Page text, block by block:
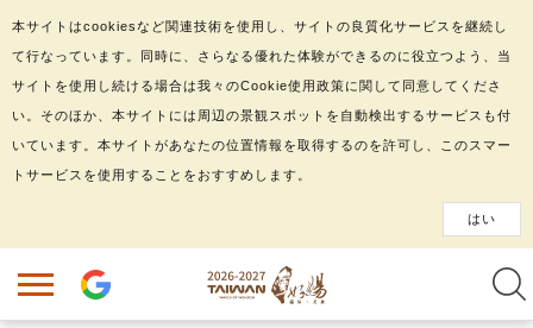
本サイトはcookiesなど関連技術を使用し、サイトの良質化サービスを継続し
て行なっています。同時に、さらなる優れた体験ができるのに役立つよう、当
サイトを使用し続ける場合は我々のCookie使用政策に関して同意してくださ
い。そのほか、本サイトには周辺の景観スポットを自動検出するサービスも付
いています。本サイトがあなたの位置情報を取得するのを許可し、このスマー
トサービスを使用することをおすすめします。
はい